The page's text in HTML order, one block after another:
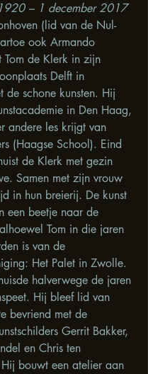
– 1 december 2017
(lid van de Nul-
ook Armando
Tom de Klerk in zijn
Delft in
de schone kunsten. Hij
in Den Haag,
andere les krijgt van
(Haagse School). Eind
de Klerk met gezin
Samen met zijn vrouw
in hun breierij. De kunst
een beetje naar de
Tom in die jaren
is van de
Het Palet in Zwolle.
halverwege de jaren
Hij bleef lid van
bevriend met de
Gerrit Bakker,
en Chris ten
bouwt een atelier aan